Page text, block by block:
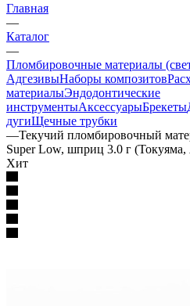
Главная
—
Каталог
—
Пломбировочные материалы
АдгезивыНаборы композитов
материалыЭндодонтические
инструментыАксессуарыБрекеты
дугиЩечные трубки
—Текучий пломбировочный
Super Low, шприц 3.0 г
Хит